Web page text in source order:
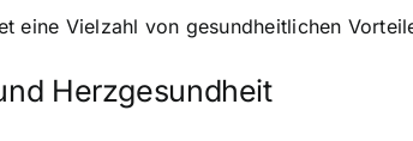
eine Vielzahl von gesundheitlichen
Herzgesundheit